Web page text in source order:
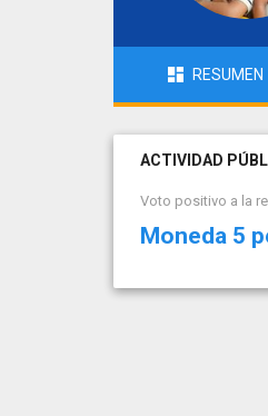
RESUMEN
ACTIVIDAD
Voto positivo a la
Moneda 5